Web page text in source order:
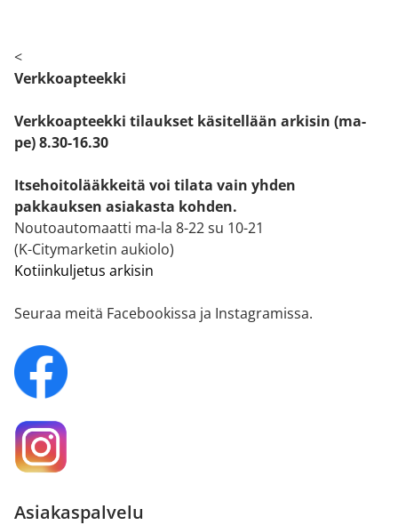
<
Verkkoapteekki
Verkkoapteekki tilaukset käsitellään arkisin (ma-
pe) 8.30-16.30
Itsehoitolääkkeitä voi tilata vain yhden
pakkauksen asiakasta kohden.
Noutoautomaatti ma-la 8-22 su 10-21
(K-Citymarketin aukiolo)
Kotiinkuljetus arkisin
Seuraa meitä Facebookissa ja Instagramissa.
Asiakaspalvelu